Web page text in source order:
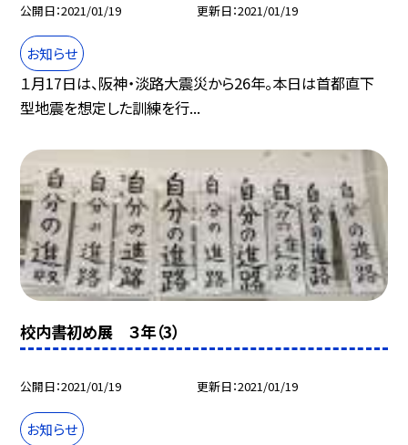
公開日 2021/01/19 更新日 2021/01/19
お知らせ
１月17日は、阪神・淡路大震災から26年。本日は首都直下
型地震を想定した訓練を行...
校内書初め展 ３年（3）
公開日 2021/01/19 更新日 2021/01/19
お知らせ